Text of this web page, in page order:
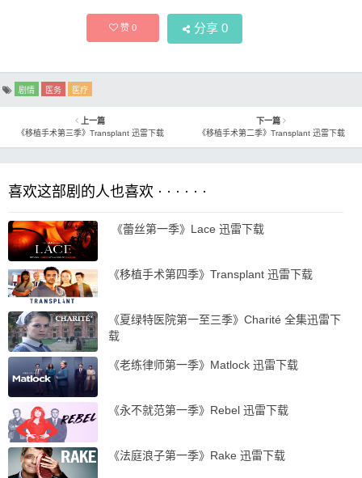
赞0 分享 0
剧情 医务 医疗
上一篇
《移植手术第三季》Transplant 迅雷下载
下一篇
《移植手术第二季》Transplant 迅雷下载
喜欢这部剧的人也喜欢 · · · · · ·
‎ 《蕾丝第一季》Lace 迅雷下载
《移植手术第四季》Transplant 迅雷下载
《夏绿特医院第一至三季》Charité 全集迅雷下
载
《老练律师第一季》Matlock 迅雷下载
《永不就范第一季》Rebel 迅雷下载
《法庭浪子第一季》Rake 迅雷下载